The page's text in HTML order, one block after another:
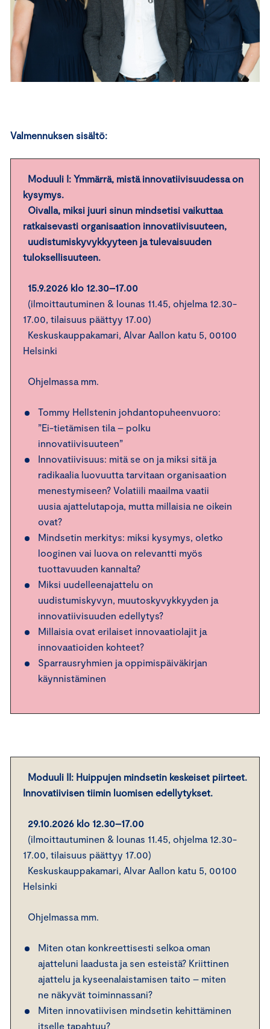
Valmennuksen sisältö:
Moduuli I: Ymmärrä, mistä innovatiivisuudessa on
kysymys.
Oivalla, miksi juuri sinun mindsetisi vaikuttaa
ratkaisevasti organisaation innovatiivisuuteen,
uudistumiskyvykkyyteen ja tulevaisuuden
tuloksellisuuteen.
15.9.2026 klo 12.30–17.00
(ilmoittautuminen & lounas 11.45, ohjelma 12.30-
17.00, tilaisuus päättyy 17.00)
Keskuskauppakamari, Alvar Aallon katu 5, 00100
Helsinki
Ohjelmassa mm.
Tommy Hellstenin johdantopuheenvuoro:
”Ei-tietämisen tila – polku
innovatiivisuuteen”
Innovatiivisuus: mitä se on ja miksi sitä ja
radikaalia luovuutta tarvitaan organisaation
menestymiseen? Volatiili maailma vaatii
uusia ajattelutapoja, mutta millaisia ne oikein
ovat?
Mindsetin merkitys: miksi kysymys, oletko
looginen vai luova on relevantti myös
tuottavuuden kannalta?
Miksi uudelleenajattelu on
uudistumiskyvyn, muutoskyvykkyyden ja
innovatiivisuuden edellytys?
Millaisia ovat erilaiset innovaatiolajit ja
innovaatioiden kohteet?
Sparrausryhmien ja oppimispäiväkirjan
käynnistäminen
Moduuli II: Huippujen mindsetin keskeiset piirteet.
Innovatiivisen tiimin luomisen edellytykset.
29.10.2026 klo 12.30–17.00
(ilmoittautuminen & lounas 11.45, ohjelma 12.30-
17.00, tilaisuus päättyy 17.00)
Keskuskauppakamari, Alvar Aallon katu 5, 00100
Helsinki
Ohjelmassa mm.
Miten otan konkreettisesti selkoa oman
ajatteluni laadusta ja sen esteistä? Kriittinen
ajattelu ja kyseenalaistamisen taito – miten
ne näkyvät toiminnassani?
Miten innovatiivisen mindsetin kehittäminen
itselle tapahtuu?